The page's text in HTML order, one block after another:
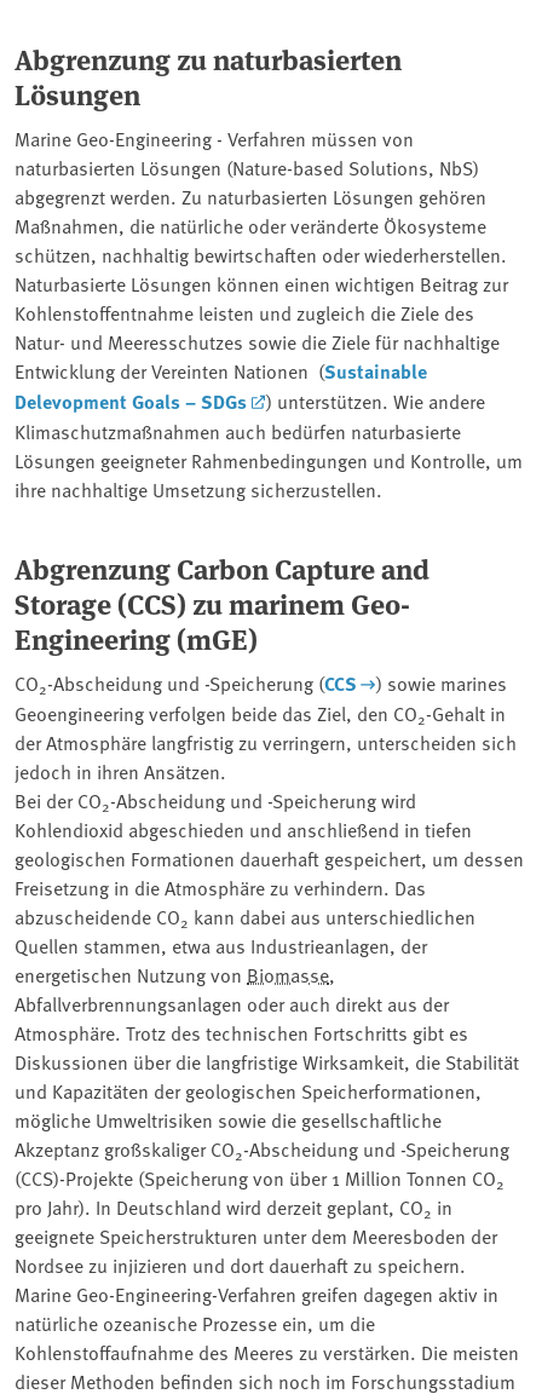
Abgrenzung zu naturbasierten
Lösungen
Marine Geo-Engineering - Verfahren müssen von
naturbasierten Lösungen (Nature-based Solutions, NbS)
abgegrenzt werden. Zu naturbasierten Lösungen gehören
Maßnahmen, die natürliche oder veränderte Ökosysteme
schützen, nachhaltig bewirtschaften oder wiederherstellen.
Naturbasierte Lösungen können einen wichtigen Beitrag zur
Kohlenstoffentnahme leisten und zugleich die Ziele des
Natur- und Meeresschutzes sowie die Ziele für nachhaltige
Entwicklung der Vereinten Nationen (Sustainable
Delevopment Goals – SDGs
) unterstützen. Wie andere
Klimaschutzmaßnahmen auch bedürfen naturbasierte
Lösungen geeigneter Rahmenbedingungen und Kontrolle, um
ihre nachhaltige Umsetzung sicherzustellen.
Abgrenzung Carbon Capture and
Storage (CCS) zu marinem Geo-
Engineering (mGE)
CO2-Abscheidung und -Speicherung (CCS
) sowie marines
Geoengineering verfolgen beide das Ziel, den CO2-Gehalt in
der Atmosphäre langfristig zu verringern, unterscheiden sich
jedoch in ihren Ansätzen.
Bei der CO2-Abscheidung und -Speicherung wird
Kohlendioxid abgeschieden und anschließend in tiefen
geologischen Formationen dauerhaft gespeichert, um dessen
Freisetzung in die Atmosphäre zu verhindern. Das
abzuscheidende CO2 kann dabei aus unterschiedlichen
Quellen stammen, etwa aus Industrieanlagen, der
energetischen Nutzung von Biomasse,
Abfallverbrennungsanlagen oder auch direkt aus der
Atmosphäre. Trotz des technischen Fortschritts gibt es
Diskussionen über die langfristige Wirksamkeit, die Stabilität
und Kapazitäten der geologischen Speicherformationen,
mögliche Umweltrisiken sowie die gesellschaftliche
Akzeptanz großskaliger CO2-Abscheidung und -Speicherung
(CCS)-Projekte (Speicherung von über 1 Million Tonnen CO2
pro Jahr). In Deutschland wird derzeit geplant, CO2 in
geeignete Speicherstrukturen unter dem Meeresboden der
Nordsee zu injizieren und dort dauerhaft zu speichern.
Marine Geo-Engineering-Verfahren greifen dagegen aktiv in
natürliche ozeanische Prozesse ein, um die
Kohlenstoffaufnahme des Meeres zu verstärken. Die meisten
dieser Methoden befinden sich noch im Forschungsstadium